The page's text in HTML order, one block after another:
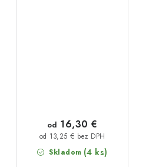
Skladom (4 ks)
od 13,25 € bez DPH
od 16,30 €